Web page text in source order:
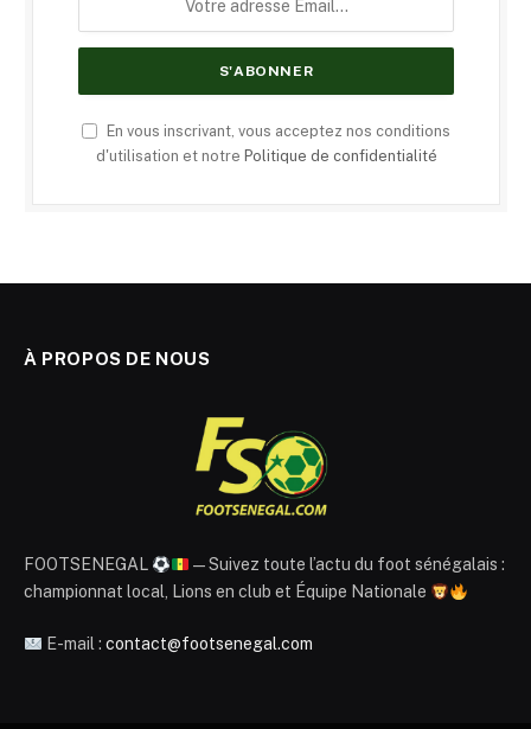
En vous inscrivant, vous acceptez nos conditions
d'utilisation et notre Politique de confidentialité
À PROPOS DE NOUS
FOOTSENEGAL
— Suivez toute l’actu du foot sénégalais :
championnat local, Lions en club et Équipe Nationale
E-mail : contact@footsenegal.com